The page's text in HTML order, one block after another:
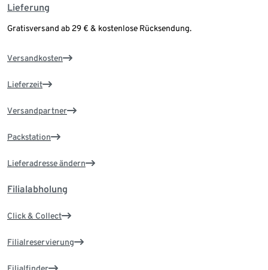
Lieferung
Gratisversand ab 29 € & kostenlose Rücksendung.
Versandkosten
Lieferzeit
Versandpartner
Packstation
Lieferadresse ändern
Filialabholung
Click & Collect
Filialreservierung